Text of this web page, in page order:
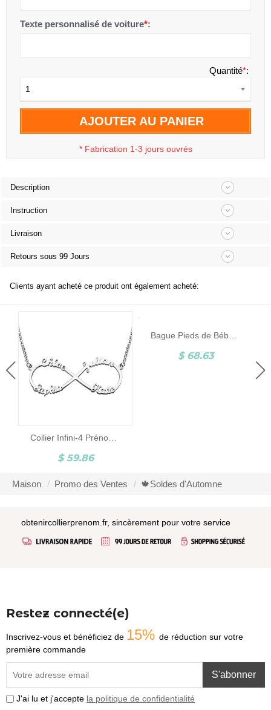
Texte personnalisé de voiture*:
Quantité*:
1
AJOUTER AU PANIER
* Fabrication 1-3 jours ouvrés
Description
Instruction
Livraison
Retours sous 99 Jours
Clients ayant acheté ce produit ont également acheté:
Collier Infini-4 Prénoms-Argent
$ 59.86
Bague Pieds de Bébé-Pierre de Naissance et Gravure-Argent
$ 68.63
Maison Promo des Ventes 🍁Soldes d'Automne
obtenircollierprenom.fr, sincèrement pour votre service
Restez connecté(e)
Inscrivez-vous et bénéficiez de 15% de réduction sur votre
première commande
S'abonner
J'ai lu et j'accepte la politique de confidentialité